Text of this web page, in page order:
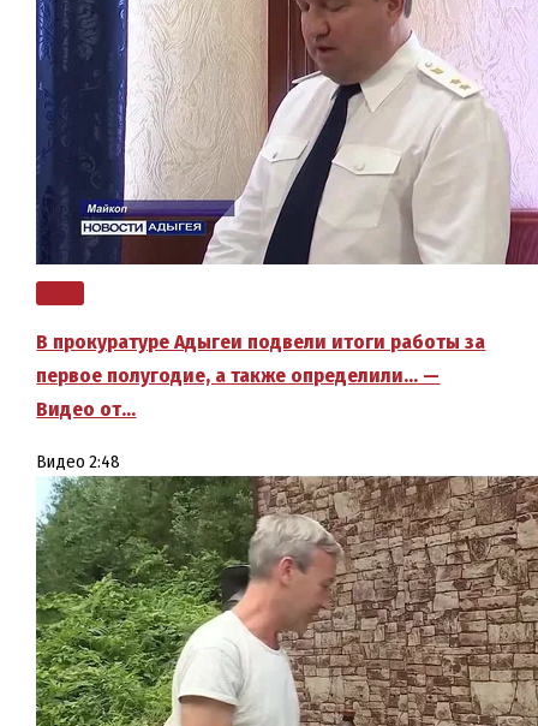
В прокуратуре Адыгеи подвели итоги работы за
первое полугодие, а также определили… —
Видео от…
Видео 2:48